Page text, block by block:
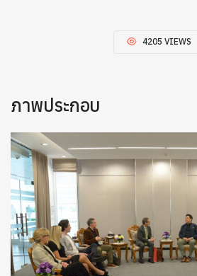
4205 VIEWS
ภาพประกอบ